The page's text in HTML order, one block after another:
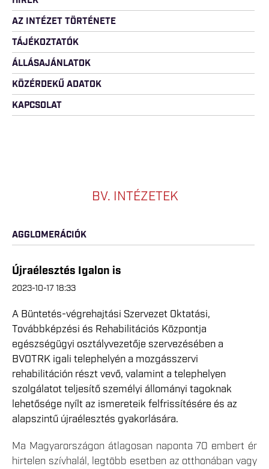
AZ INTÉZET TÖRTÉNETE
TÁJÉKOZTATÓK
ÁLLÁSAJÁNLATOK
KÖZÉRDEKŰ ADATOK
KAPCSOLAT
BV. INTÉZETEK
AGGLOMERÁCIÓK
Újraélesztés Igalon is
2023-10-17 18:33
A Büntetés-végrehajtási Szervezet Oktatási,
Továbbképzési és Rehabilitációs Központja
egészségügyi osztályvezetője szervezésében a
BVOTRK igali telephelyén a mozgásszervi
rehabilitáción részt vevő, valamint a telephelyen
szolgálatot teljesítő személyi állományi tagoknak
lehetősége nyílt az ismereteik felfrissítésére és az
alapszintű újraélesztés gyakorlására.
Ma Magyarországon átlagosan naponta 70 embert ér
hirtelen szívhalál, legtöbb esetben az otthonában vagy